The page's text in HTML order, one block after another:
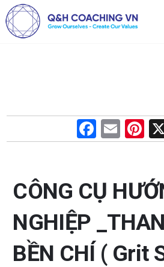
F
a
b
o
o
k
E
m
Pi
nt
es
t
CÔNG CỤ
NGHIỆP
BỀN CHÍ ( Grit